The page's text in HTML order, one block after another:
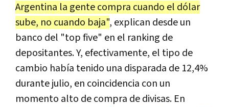
Argentina la gente compra cuando el dólar
sube, no cuando baja", explican desde un
banco del "top five" en el ranking de
depositantes. Y, efectivamente, el tipo de
cambio había tenido una disparada de 12,4%
durante julio, en coincidencia con un
momento alto de compra de divisas. En